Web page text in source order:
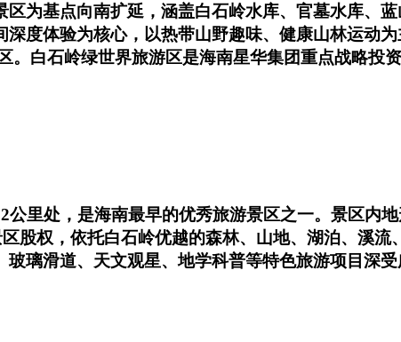
为基点向南扩延，涵盖白石岭水库、官墓水库、
度体验为核心，以热带山野趣味、健康山林运动
。白石岭绿世界旅游区是海南星华集团重点战略投
里处，是海南最早的优秀旅游景区之一。景区内
股权，依托白石岭优越的森林、山地、湖泊、溪
璃滑道、天文观星、地学科普等特色旅游项目深